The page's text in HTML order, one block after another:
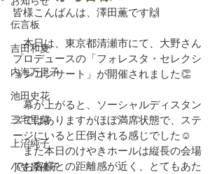
伝言板
吉田和夏
内海万里子
池田史花
三宅里菜
上沼純子
小笠原優子
皆様こんばんは、澤田薫です🙌
本日は、東京都清瀬市にて、大野さん
プロデュースの「フォレスタ・セレクシ
ョンコンサート」が開催されました👏
幕が上がると、ソーシャルディスタン
スではありますがほぼ満席状態で、ステ
ージにいると圧倒される感じでした☺️
また本日のけやきホールは縦長の会場
でお客様との距離感が近く、とてもあた